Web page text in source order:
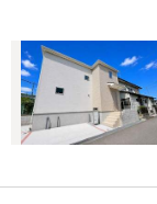
スロープ
【小田急電鉄】
・１番線ホーム⇔北口
・２番線ホーム⇔北口
その他
・ＡＥＤ
け
取
る
・
条